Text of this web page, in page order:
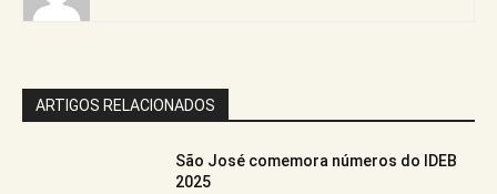
ARTIGOS RELACIONADOS
São José comemora números do IDEB
2025